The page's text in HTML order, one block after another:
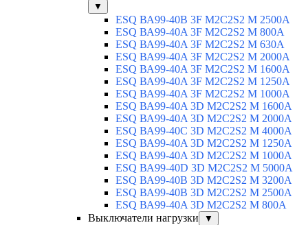
▼
ESQ ВА99-40B 3F M2C2S2 M 2500A
ESQ ВА99-40A 3F M2C2S2 М 800A
ESQ ВА99-40A 3F M2C2S2 М 630A
ESQ ВА99-40A 3F M2C2S2 М 2000A
ESQ ВА99-40A 3F M2C2S2 М 1600A
ESQ ВА99-40A 3F M2C2S2 М 1250A
ESQ ВА99-40A 3F M2C2S2 М 1000A
ESQ ВА99-40A 3D M2C2S2 M 1600A
ESQ ВА99-40A 3D M2C2S2 M 2000A
ESQ ВА99-40C 3D M2C2S2 M 4000A
ESQ ВА99-40A 3D M2C2S2 M 1250A
ESQ ВА99-40A 3D M2C2S2 M 1000A
ESQ ВА99-40D 3D M2C2S2 M 5000A
ESQ ВА99-40B 3D M2C2S2 M 3200A
ESQ ВА99-40B 3D M2C2S2 M 2500A
ESQ ВА99-40A 3D M2C2S2 M 800A
Выключатели нагрузки
▼